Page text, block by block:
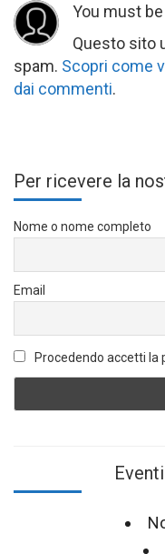
You must be
Questo sito
spam. Scopri come
dai commenti.
Per ricevere la
Nome o nome completo
Email
Procedendo accetti la